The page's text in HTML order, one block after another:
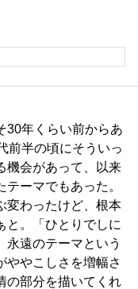
30年くらい前からあ
前半の頃にそういっ
機会があって、以来
ーマでもあった。
変わったけど、根本
と。「ひとりでしに
永遠のテーマという
ややこしさを増幅さ
の部分を描いてくれ